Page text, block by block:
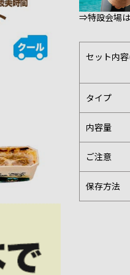
⇒特設会場
セット内
タイプ
内容量
ご注意
保存方法